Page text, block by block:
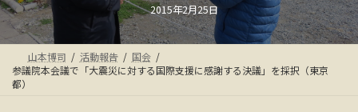
最
終
更
新
日
時
:
2015年2月25日
山本博司 活動報告
国会
参議院本会議で「大震災に対する国際支援に感謝する決議」を採択（東京
都）